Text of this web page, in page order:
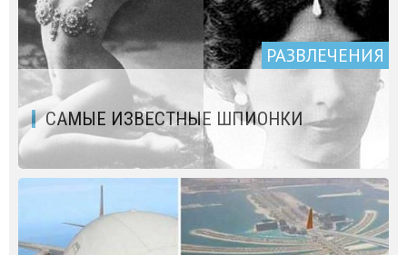
РАЗВЛЕЧЕНИЯ
САМЫЕ ИЗВЕСТНЫЕ ШПИОНКИ